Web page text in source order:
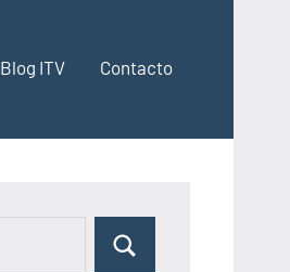
Blog ITV Contacto
Buscar